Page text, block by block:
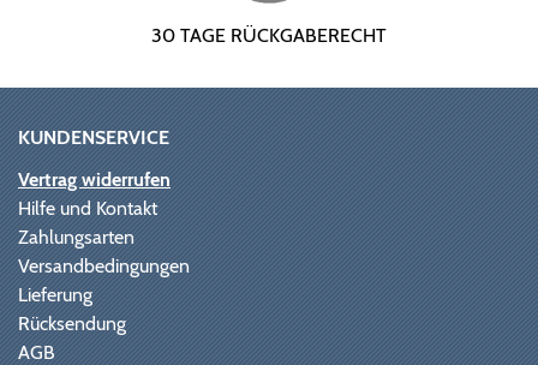
30 TAGE RÜCKGABERECHT
KUNDENSERVICE
Vertrag widerrufen
Hilfe und Kontakt
Zahlungsarten
Versandbedingungen
Lieferung
Rücksendung
AGB